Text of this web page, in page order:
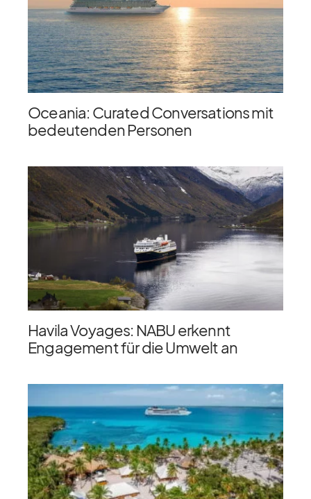
Oceania: Curated Conversations mit
bedeutenden Personen
Havila Voyages: NABU erkennt
Engagement für die Umwelt an